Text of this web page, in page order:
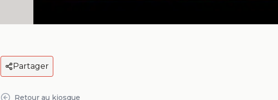
Partager
Retour au kiosque